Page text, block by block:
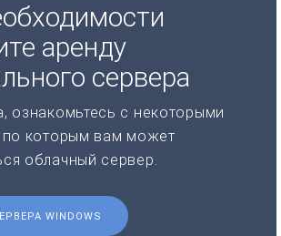
аренду
сервера
ознакомьтесь с некоторыми
по которым вам может
облачный сервер.
WINDOWS